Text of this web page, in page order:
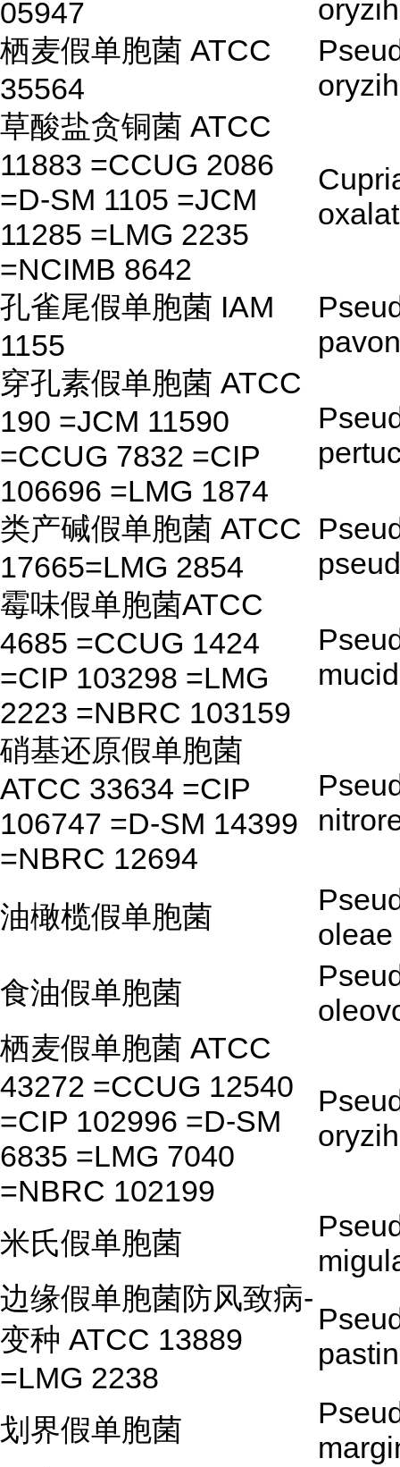
05947
栖麦假单胞菌 ATCC
35564
草酸盐贪铜菌 ATCC
11883 =CCUG 2086
=D-SM 1105 =JCM
11285 =LMG 2235
=NCIMB 8642
孔雀尾假单胞菌 IAM
1155
穿孔素假单胞菌 ATCC
190 =JCM 11590
=CCUG 7832 =CIP
106696 =LMG 1874
类产碱假单胞菌 ATCC
17665=LMG 2854
霉味假单胞菌ATCC
4685 =CCUG 1424
=CIP 103298 =LMG
2223 =NBRC 103159
硝基还原假单胞菌
ATCC 33634 =CIP
106747 =D-SM 14399
=NBRC 12694
油橄榄假单胞菌
oleae
食油假单胞菌
栖麦假单胞菌 ATCC
43272 =CCUG 12540
=CIP 102996 =D-SM
6835 =LMG 7040
=NBRC 102199
米氏假单胞菌
边缘假单胞菌防风致病-
变种 ATCC 13889
=LMG 2238
划界假单胞菌